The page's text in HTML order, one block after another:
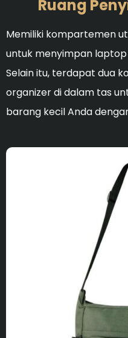
Ruang
Memiliki kompartemen
untuk menyimpan laptop
Selain itu, terdapat dua
organizer di dalam tas
barang kecil Anda